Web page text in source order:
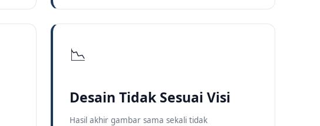
📉
Desain Tidak Sesuai Visi
Hasil akhir gambar sama sekali tidak